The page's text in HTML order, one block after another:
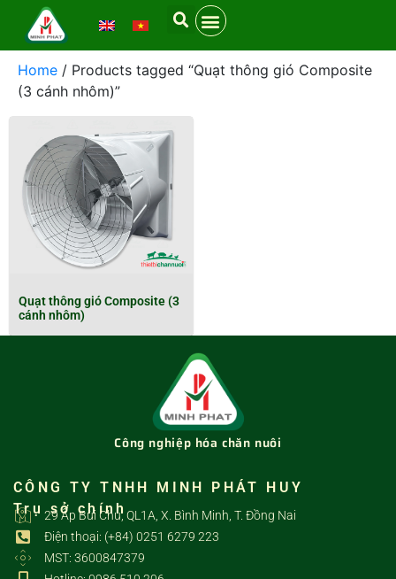
Home / Products tagged “Quạt thông gió Composite
(3 cánh nhôm)”
Quạt thông gió Composite (3
cánh nhôm)
Công nghiệp hóa chăn nuôi
CÔNG TY TNHH MINH PHÁT HUY
Trụ sở chính
29 Ấp Bùi Chu, QL1A, X. Bình Minh, T. Đồng Nai
Điện thoại: (+84) 0251 6279 223
MST: 3600847379